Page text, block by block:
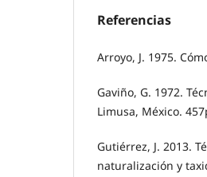
Referencias
Arroyo, J. 1975.
Gaviño, G. 1972.
Limusa, México.
Gutiérrez, J. 2013.
naturalización y